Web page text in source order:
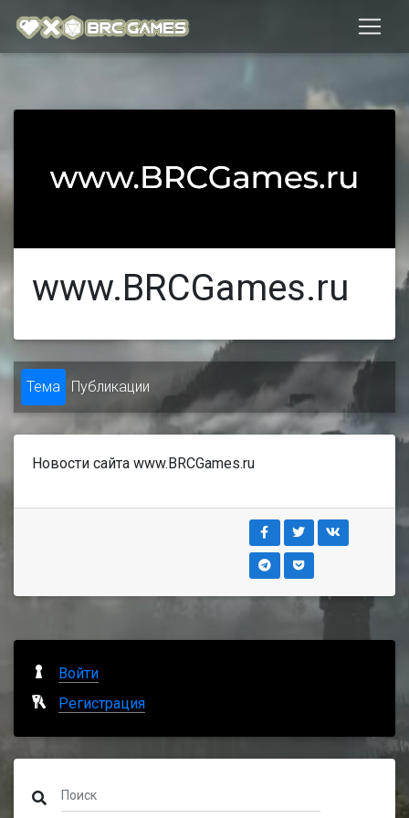
www.BRCGames.ru
Тема Публикации
Новости сайта www.BRCGames.ru
Войти
Регистрация